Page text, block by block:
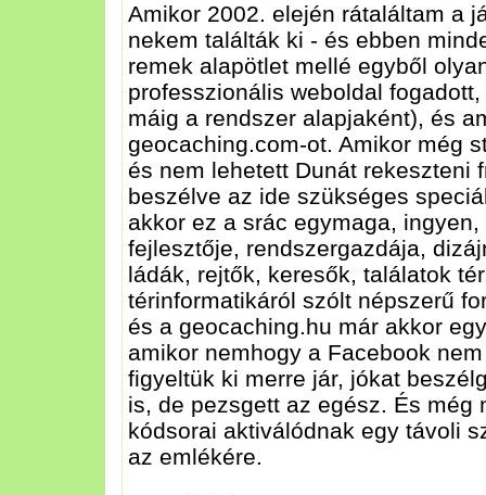
Amikor 2002. elején rátaláltam a
nekem találták ki - és ebben
remek alapötlet mellé egyből
professzionális weboldal
máig a rendszer alapjaként), és
geocaching.com-ot. Amikor még
és nem lehetett Dunát rekeszteni
beszélve az ide szükséges
akkor ez a srác egymaga,
fejlesztője, rendszergazdája,
ládák, rejtők, keresők, találatok
térinformatikáról szólt népszerű
és a geocaching.hu már akkor
amikor nemhogy a Facebook
figyeltük ki merre jár, jókat
is, de pezsgett az egész. És még
kódsorai aktiválódnak egy távoli
az emlékére.